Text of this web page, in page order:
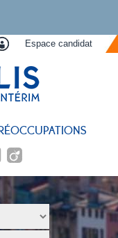
Espace candidat